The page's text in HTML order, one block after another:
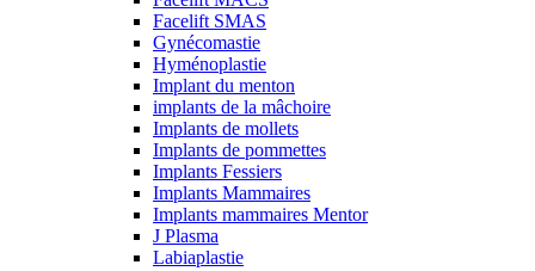
Facelift SMAS
Gynécomastie
Hyménoplastie
Implant du menton
implants de la mâchoire
Implants de mollets
Implants de pommettes
Implants Fessiers
Implants Mammaires
Implants mammaires Mentor
J Plasma
Labiaplastie